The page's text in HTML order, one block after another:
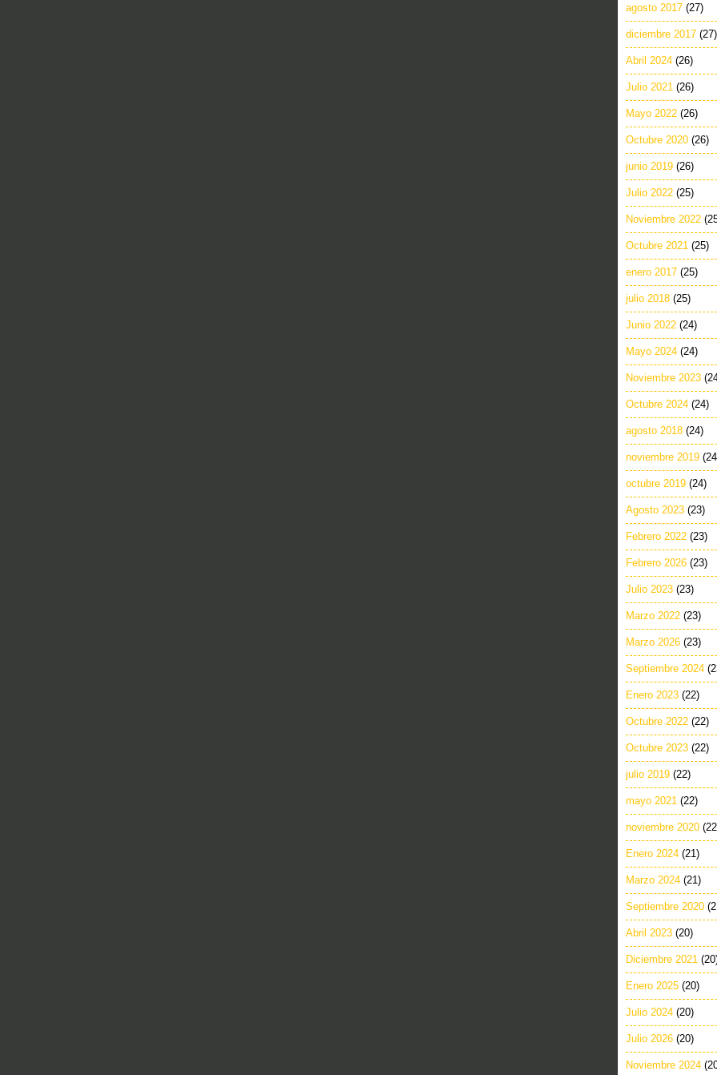
agosto 2017 (27)
diciembre 2017 (27)
Abril 2024 (26)
Julio 2021 (26)
Mayo 2022 (26)
Octubre 2020 (26)
junio 2019 (26)
Julio 2022 (25)
Noviembre 2022
Octubre 2021 (25)
enero 2017 (25)
julio 2018 (25)
Junio 2022 (24)
Mayo 2024 (24)
Noviembre 2023
Octubre 2024 (24)
agosto 2018 (24)
noviembre 2019
octubre 2019 (24)
Agosto 2023 (23)
Febrero 2022 (23)
Febrero 2026 (23)
Julio 2023 (23)
Marzo 2022 (23)
Marzo 2026 (23)
Septiembre 2024
Enero 2023 (22)
Octubre 2022 (22)
Octubre 2023 (22)
julio 2019 (22)
mayo 2021 (22)
noviembre 2020
Enero 2024 (21)
Marzo 2024 (21)
Septiembre 2020
Abril 2023 (20)
Diciembre 2021
Enero 2025 (20)
Julio 2024 (20)
Julio 2026 (20)
Noviembre 2024